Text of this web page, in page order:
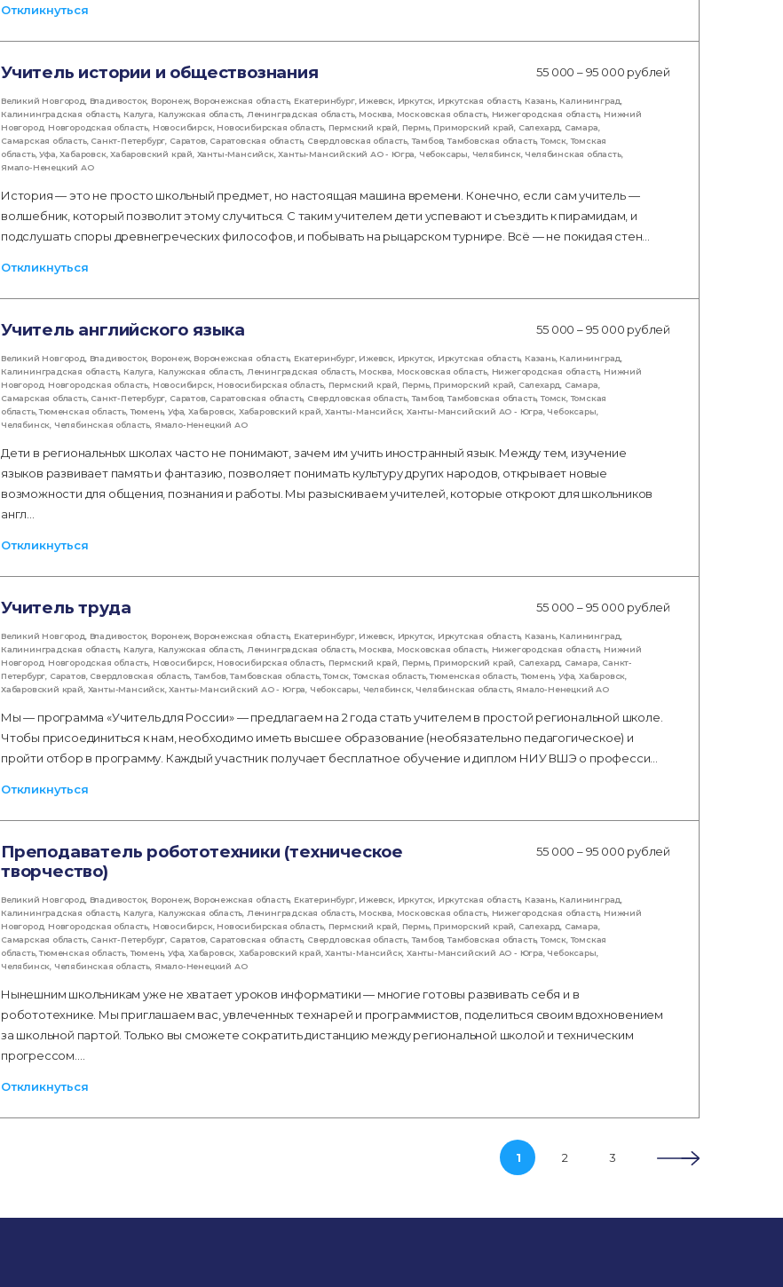
Откликнуться
Учитель истории и обществознания 55 000 – 95 000 рублей
Великий Новгород Владивосток, Воронеж, Воронежская область, Екатеринбург, Ижевск, Иркутск Иркутская область, Казань, Калининград
Калининградская область, Калуга Калужская область Ленинградская область, Москва Московская область, Нижегородская область, Нижний
Новгород Новгородская область Новосибирск, Новосибирская область, Пермский край Пермь, Приморский край Салехард Самара
Самарская область, Санкт-Петербург Саратов, Саратовская область, Свердловская область,Тамбов,Тамбовская область,Томск,Томская
область,Уфа ,Хабаровск,Хабаровский край Ханты-Мансийск,Ханты-Мансийский АО - Югра Чебоксары Челябинск, Челябинская область,
Ямало-Ненецкий АО
История — это не просто школьный предмет, но настоящая машина времени. Конечно, если сам учитель —
волшебник, который позволит этому случиться. С таким учителем дети успевают и съездить к пирамидам, и
подслушать споры древнегреческих философов, и побывать на рыцарском турнире. Всё — не покидая стен…
Откликнуться
Учитель английского языка 55 000 – 95 000 рублей
Великий Новгород Владивосток, Воронеж, Воронежская область, Екатеринбург, Ижевск, Иркутск Иркутская область, Казань, Калининград
Калининградская область, Калуга Калужская область Ленинградская область, Москва Московская область, Нижегородская область, Нижний
Новгород Новгородская область Новосибирск, Новосибирская область, Пермский край Пермь, Приморский край Салехард Самара
Самарская область, Санкт-Петербург Саратов, Саратовская область, Свердловская область,Тамбов,Тамбовская область,Томск,Томская
область,Тюменская область,Тюмень, Уфа Хабаровск Хабаровский край ,Ханты-Мансийск, Ханты-Мансийский АО - Югра Чебоксары
Челябинск Челябинская область Ямало-Ненецкий АО
Дети в региональных школах часто не понимают, зачем им учить иностранный язык. Между тем, изучение
языков развивает память и фантазию, позволяет понимать культуру других народов, открывает новые
возможности для общения, познания и работы. Мы разыскиваем учителей, которые откроют для школьников
англ…
Откликнуться
Учитель труда 55 000 – 95 000 рублей
Великий Новгород Владивосток, Воронеж, Воронежская область, Екатеринбург, Ижевск, Иркутск Иркутская область, Казань, Калининград
Калининградская область, Калуга Калужская область Ленинградская область, Москва Московская область, Нижегородская область, Нижний
Новгород Новгородская область Новосибирск, Новосибирская область, Пермский край Пермь, Приморский край Салехард Самара Санкт-
Петербург Саратов, Свердловская область ,Тамбов,Тамбовская область,Томск ,Томская область,Тюменская область,Тюмень,Уфа ,Хабаровск
Хабаровский край Ханты-Мансийск,Ханты-Мансийский АО - Югра Чебоксары Челябинск, Челябинская область, Ямало-Ненецкий АО
Мы — программа «Учитель для России» — предлагаем на 2 года стать учителем в простой региональной школе.
Чтобы присоединиться к нам, необходимо иметь высшее образование (необязательно педагогическое) и
пройти отбор в программу. Каждый участник получает бесплатное обучение и диплом НИУ ВШЭ о професси…
Откликнуться
Преподаватель робототехники (техническое
творчество)
55 000 – 95 000 рублей
Великий Новгород Владивосток, Воронеж, Воронежская область, Екатеринбург, Ижевск, Иркутск Иркутская область, Казань, Калининград
Калининградская область, Калуга Калужская область Ленинградская область, Москва Московская область, Нижегородская область, Нижний
Новгород Новгородская область Новосибирск, Новосибирская область, Пермский край Пермь, Приморский край Салехард Самара
Самарская область, Санкт-Петербург Саратов, Саратовская область, Свердловская область,Тамбов,Тамбовская область,Томск,Томская
область,Тюменская область,Тюмень, Уфа Хабаровск Хабаровский край ,Ханты-Мансийск, Ханты-Мансийский АО - Югра Чебоксары
Челябинск Челябинская область Ямало-Ненецкий АО
Нынешним школьникам уже не хватает уроков информатики — многие готовы развивать себя и в
робототехнике. Мы приглашаем вас, увлеченных технарей и программистов, поделиться своим вдохновением
за школьной партой. Только вы сможете сократить дистанцию между региональной школой и техническим
прогрессом.…
Откликнуться
1 2 3